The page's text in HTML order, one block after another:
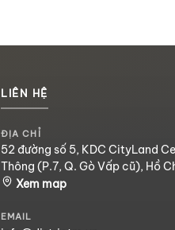
LIÊN HỆ
ĐỊA CHỈ
52 đường số 5, KDC CityLand
Thông (P.7, Q. Gò Vấp cũ), Hồ
Xem map
EMAIL